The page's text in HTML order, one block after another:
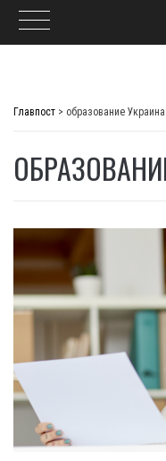
Главпост > образование Украина